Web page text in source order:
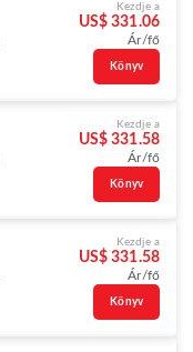
Kezdje a
US$ 331.06
Ár/fő
Könyv
Kezdje a
US$ 331.58
Ár/fő
Könyv
Kezdje a
US$ 331.58
Ár/fő
Könyv